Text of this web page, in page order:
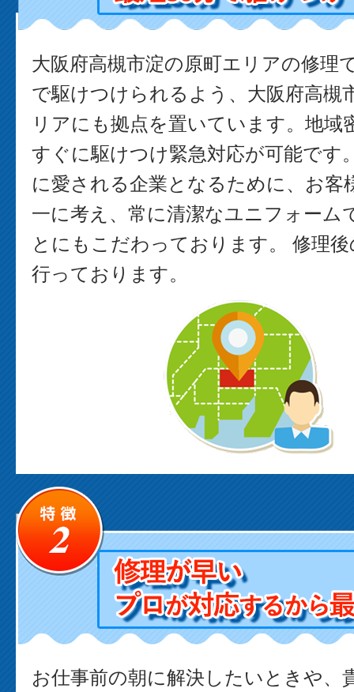
大阪府高槻市淀の原町エリアの修理
で駆けつけられるよう、大阪府高槻
リアにも拠点を置いています。地域
すぐに駆けつけ緊急対応が可能です
に愛される企業となるために、お客
一に考え、常に清潔なユニフォーム
とにもこだわっております。 修理
行っております。
お仕事前の朝に解決したいときや、